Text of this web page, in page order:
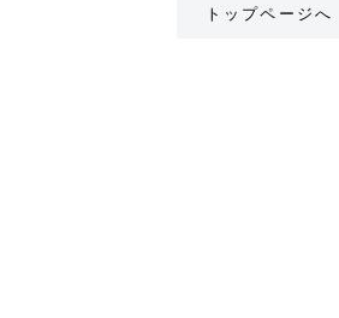
トップページへ